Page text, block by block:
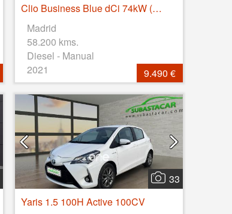
Clio Business Blue dCi 74kW (100CV)
Madrid
58.200 kms.
Diesel - Manual
2021
9.490 €
33
Yaris 1.5 100H Active 100CV